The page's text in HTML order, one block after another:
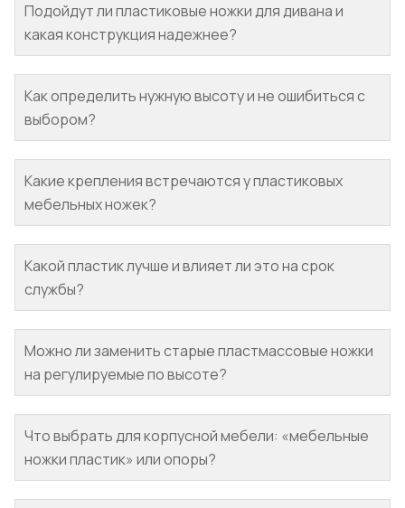
Подойдут ли пластиковые ножки для дивана и
какая конструкция надежнее?
Как определить нужную высоту и не ошибиться с
выбором?
Какие крепления встречаются у пластиковых
мебельных ножек?
Какой пластик лучше и влияет ли это на срок
службы?
Можно ли заменить старые пластмассовые ножки
на регулируемые по высоте?
Что выбрать для корпусной мебели: «мебельные
ножки пластик» или опоры?